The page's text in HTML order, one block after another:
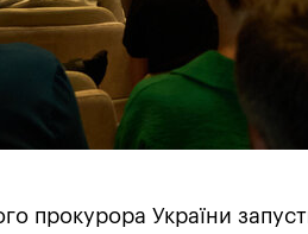
прокурора України